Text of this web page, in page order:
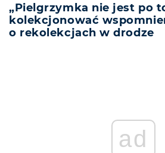
„Pielgrzymka nie jest po
kolekcjonować
o rekolekcjach w drodze
ad